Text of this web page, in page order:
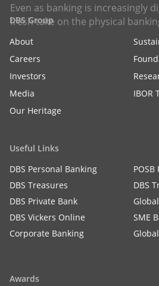
Even as banking is increasingly
fresh take on the physical
DBS Group
About
Careers
Investors
Media
IBOR
Our Heritage
Useful Links
DBS Personal Banking
DBS Treasures
DBS
DBS Private Bank
DBS Vickers Online
SME
Corporate Banking
Awards